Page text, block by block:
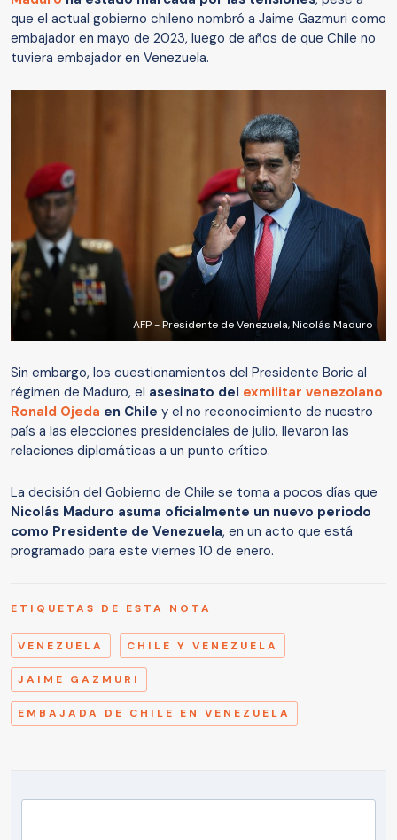
que el actual gobierno chileno nombró a Jaime Gazmuri como
embajador en mayo de 2023, luego de años de que Chile no
tuviera embajador en Venezuela.
AFP - Presidente de Venezuela, Nicolás Maduro
Sin embargo, los cuestionamientos del Presidente Boric al
régimen de Maduro, el asesinato del exmilitar venezolano
Ronald Ojeda en Chile y el no reconocimiento de nuestro
país a las elecciones presidenciales de julio, llevaron las
relaciones diplomáticas a un punto crítico.
La decisión del Gobierno de Chile se toma a pocos días que
Nicolás Maduro asuma oficialmente un nuevo periodo
como Presidente de Venezuela, en un acto que está
programado para este viernes 10 de enero.
ETIQUETAS DE ESTA NOTA
VENEZUELA CHILE Y VENEZUELA
JAIME GAZMURI
EMBAJADA DE CHILE EN VENEZUELA